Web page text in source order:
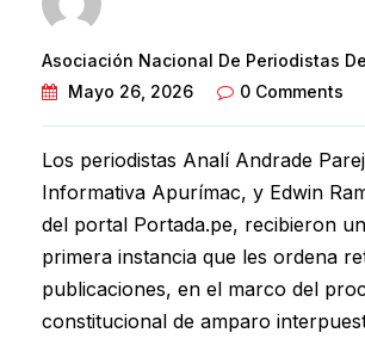
Asociación Nacional De Periodistas
Mayo 26, 2026
0 Comments
Los periodistas Analí Andrade
Informativa Apurímac, y Edwin
del portal Portada.pe, recibieron
primera instancia que les ordena
publicaciones, en el marco del
constitucional de amparo